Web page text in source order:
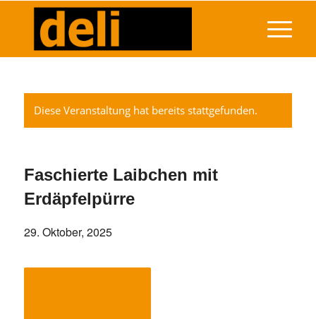
Diese Veranstaltung hat bereits stattgefunden.
Faschierte Laibchen mit
Erdäpfelpürre
29. Oktober, 2025